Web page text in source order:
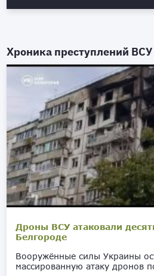
Хроника преступлений ВСУ
Дроны ВСУ атаковали
Белгороде
Вооружённые силы Украины
массированную атаку дронов